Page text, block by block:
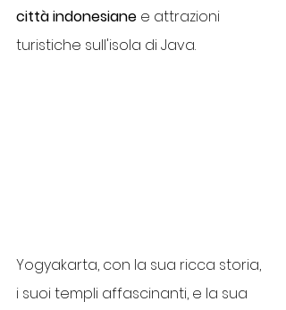
città indonesiane e attrazioni
turistiche sull'isola di Java.
Yogyakarta, con la sua ricca storia,
i suoi templi affascinanti, e la sua